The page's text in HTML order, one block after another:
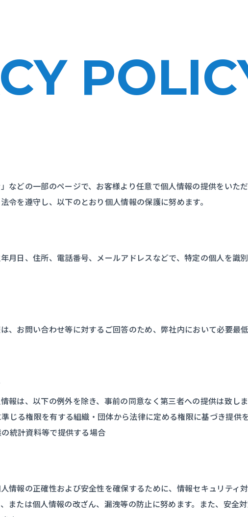
などの一部のページで、お客様より任意で個人情報の提供をいた
令を遵守し、以下のとおり個人情報の保護に努めます。
月日、住所、電話番号、メールアドレスなどで、特定の個人を識
、お問い合わせ等に対するご回答のため、弊社内において必要最
報は、以下の例外を除き、事前の同意なく第三者への提供は致しま
じる権限を有する組織・団体から法律に定める権限に基づき提供
統計資料等で提供する場合
情報の正確性および安全性を確保するために、情報セキュリティ
または個人情報の改ざん、漏洩等の防止に努めます。また、安全